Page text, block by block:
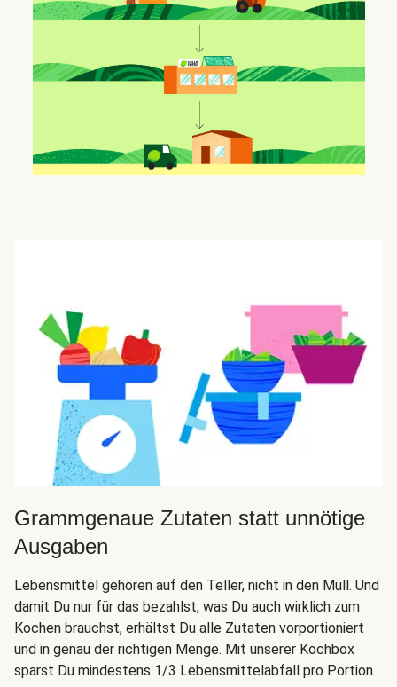
Grammgenaue Zutaten statt unnötige
Ausgaben
Lebensmittel gehören auf den Teller, nicht in den Müll. Und
damit Du nur für das bezahlst, was Du auch wirklich zum
Kochen brauchst, erhältst Du alle Zutaten vorportioniert
und in genau der richtigen Menge. Mit unserer Kochbox
sparst Du mindestens 1/3 Lebensmittelabfall pro Portion.